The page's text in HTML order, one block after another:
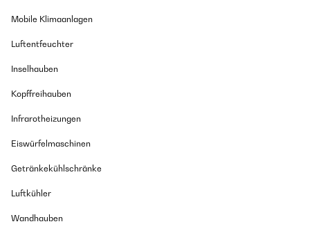
Mobile Klimaanlagen
Luftentfeuchter
Inselhauben
Kopffreihauben
Infrarotheizungen
Eiswürfelmaschinen
Getränkekühlschränke
Luftkühler
Wandhauben